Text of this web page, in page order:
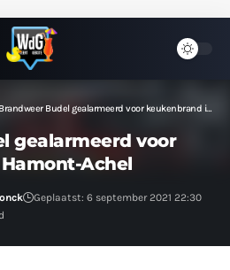
Brandweer Budel gealarmeerd voor keukenbrand in Hamont-Achel
gealarmeerd voor
Achel
Geplaatst: 6 september 2021 22:30